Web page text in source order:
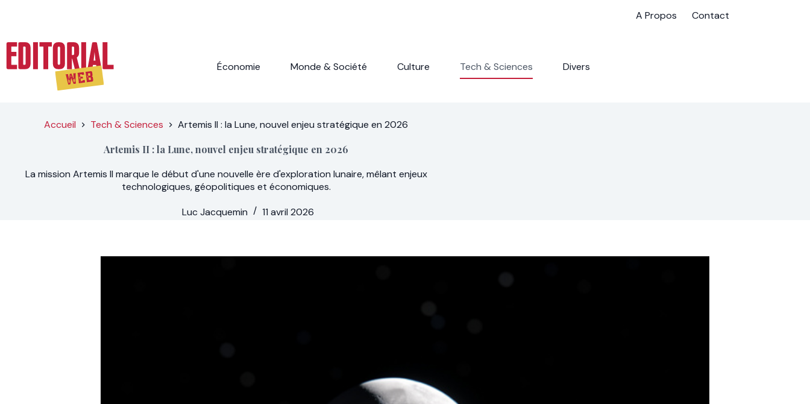
A Propos Contact
Économie Monde & Société Culture Tech & Sciences Divers
Accueil Tech & Sciences
Artemis II : la Lune, nouvel enjeu stratégique en 2026
Artemis II : la Lune, nouvel enjeu stratégique en 2026
La mission Artemis II marque le début d'une nouvelle ère d'exploration lunaire, mêlant enjeux
technologiques, géopolitiques et économiques.
Luc Jacquemin
11 avril 2026